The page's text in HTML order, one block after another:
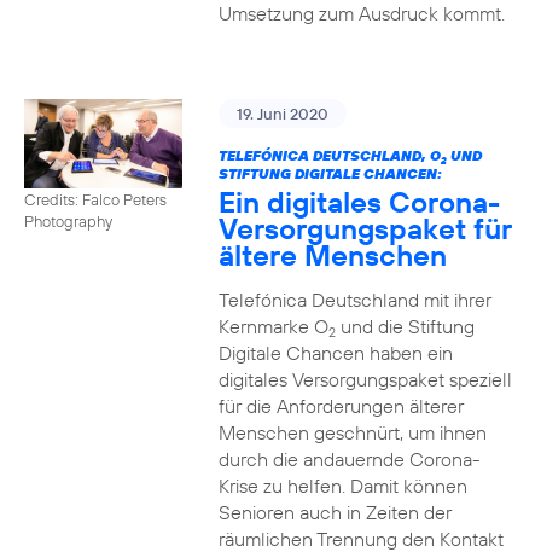
Umsetzung zum Ausdruck kommt.
Credits: Falco Peters
Photography
19. Juni 2020
TELEFÓNICA DEUTSCHLAND, O2UND
STIFTUNG DIGITALE CHANCEN:
Ein digitales Corona-
Versorgungspaket für
ältere Menschen
Telefónica Deutschland mit ihrer
Kernmarke O2und die Stiftung
Digitale Chancen haben ein
digitales Versorgungspaket speziell
für die Anforderungen älterer
Menschen geschnürt, um ihnen
durch die andauernde Corona-
Krise zu helfen. Damit können
Senioren auch in Zeiten der
räumlichen Trennung den Kontakt